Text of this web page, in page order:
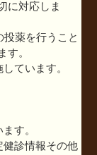
に対応しま
薬を行うこと
す。
ています。
す。
健診情報その他